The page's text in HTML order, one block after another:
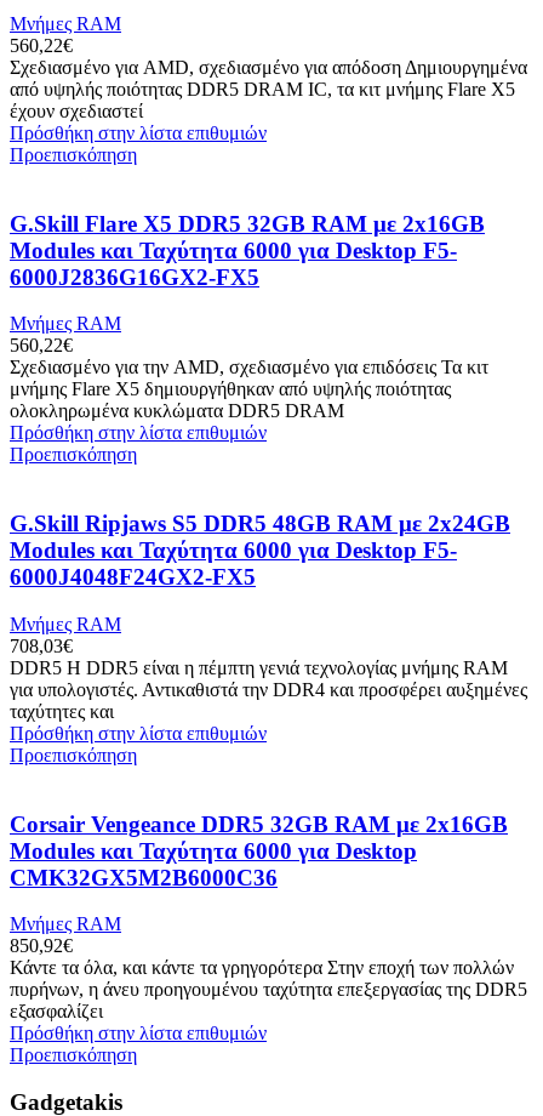
Μνήμες RAM
560,22€
Σχεδιασμένο για AMD, σχεδιασμένο για απόδοση Δημιουργημένα
από υψηλής ποιότητας DDR5 DRAM IC, τα κιτ μνήμης Flare X5
έχουν σχεδιαστεί
Πρόσθήκη στην λίστα επιθυμιών
Προεπισκόπηση
G.Skill Flare X5 DDR5 32GB RAM με 2x16GB
Modules και Ταχύτητα 6000 για Desktop F5-
6000J2836G16GX2-FX5
Μνήμες RAM
560,22€
Σχεδιασμένο για την AMD, σχεδιασμένο για επιδόσεις Τα κιτ
μνήμης Flare X5 δημιουργήθηκαν από υψηλής ποιότητας
ολοκληρωμένα κυκλώματα DDR5 DRAM
Πρόσθήκη στην λίστα επιθυμιών
Προεπισκόπηση
G.Skill Ripjaws S5 DDR5 48GB RAM με 2x24GB
Modules και Ταχύτητα 6000 για Desktop F5-
6000J4048F24GX2-FX5
Μνήμες RAM
708,03€
DDR5 Η DDR5 είναι η πέμπτη γενιά τεχνολογίας μνήμης RAM
για υπολογιστές. Αντικαθιστά την DDR4 και προσφέρει αυξημένες
ταχύτητες και
Πρόσθήκη στην λίστα επιθυμιών
Προεπισκόπηση
Corsair Vengeance DDR5 32GB RAM με 2x16GB
Modules και Ταχύτητα 6000 για Desktop
CMK32GX5M2B6000C36
Μνήμες RAM
850,92€
Κάντε τα όλα, και κάντε τα γρηγορότερα Στην εποχή των πολλών
πυρήνων, η άνευ προηγουμένου ταχύτητα επεξεργασίας της DDR5
εξασφαλίζει
Πρόσθήκη στην λίστα επιθυμιών
Προεπισκόπηση
Gadgetakis